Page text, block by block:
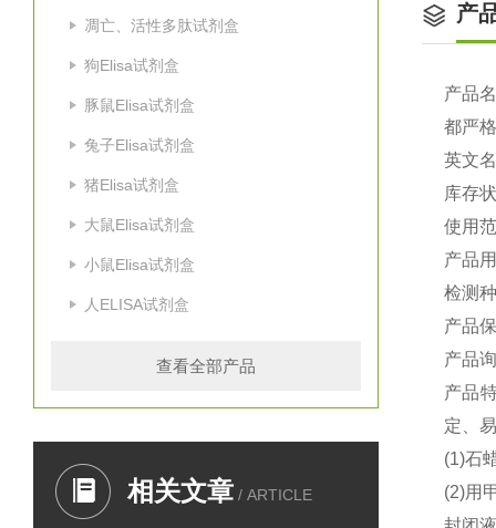
凋亡、活性多肽试剂盒
狗Elisa试剂盒
豚鼠Elisa试剂盒
兔子Elisa试剂盒
猪Elisa试剂盒
大鼠Elisa试剂盒
小鼠Elisa试剂盒
人ELISA试剂盒
查看全部产品
相关文章 / ARTICLE
产
产品
都严
英文
库存
使用
产品
检测
产品
产品
产品
定、
(1)石
(2)用